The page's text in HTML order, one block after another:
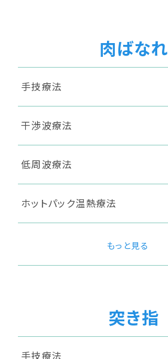
肉ばなれ
手技療法
干渉波療法
低周波療法
ホットパック温熱療法
もっと見る
突き指
手技療法